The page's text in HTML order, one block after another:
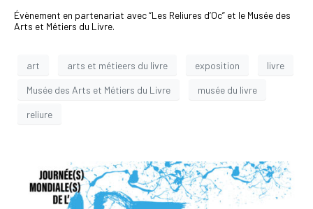
Évènement en partenariat avec “Les Reliures d’Oc” et le Musée des
Arts et Métiers du Livre.
art arts et métieers du livre exposition livre
Musée des Arts et Métiers du Livre musée du livre
reliure